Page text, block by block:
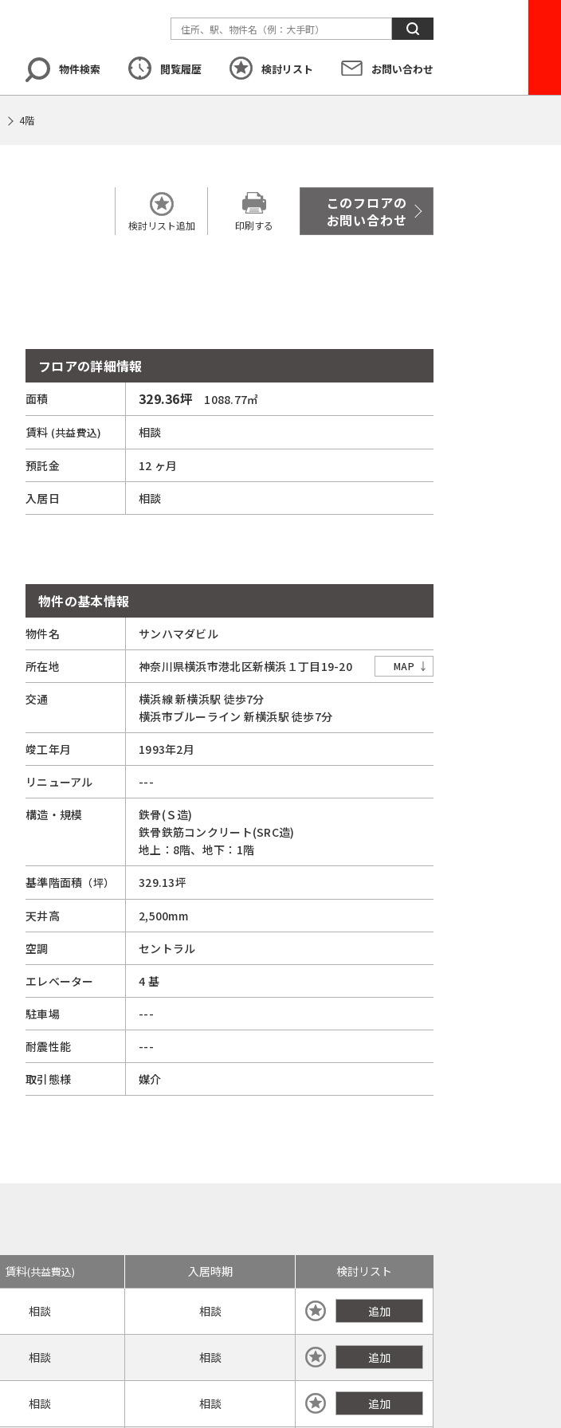
検
索
物件検索 閲覧履歴 検討リスト お問い合わせ
4階
検討リスト追加 印刷する
このフロアの
お問い合わせ
フロアの詳細情報
面積 329.36坪 1088.77㎡
賃料 (共益費込) 相談
預託金 12 ヶ月
入居日 相談
物件の基本情報
物件名 サンハマダビル
所在地 神奈川県横浜市港北区新横浜１丁目 19-20 MAP
交通 横浜線新横浜駅 徒歩7分
横浜市ブルーライン 新横浜駅徒歩7分
竣工年月 1993年2月
リニューアル ---
構造・規模
鉄骨(Ｓ造)
鉄骨鉄筋コンクリート(SRC造)
地上：8階、地下：1階
基準階面積 （坪） 329.13坪
天井高 2,500mm
空調 セントラル
エレベーター 4 基
駐車場 ---
耐震性能 ---
取引態様 媒介
賃料(共益費込) 入居時期 検討リスト
相談 相談 追加
相談 相談 追加
相談 相談 追加